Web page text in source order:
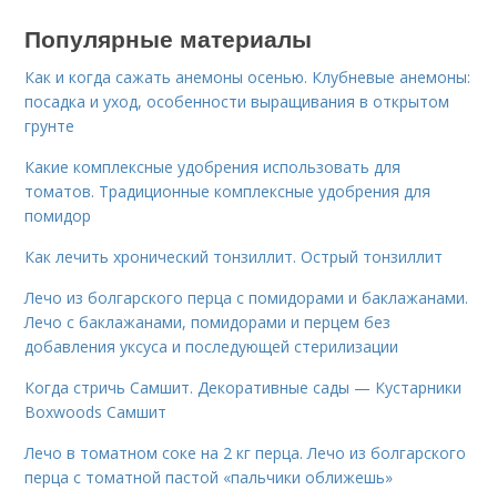
Популярные материалы
Как и когда сажать анемоны осенью. Клубневые анемоны:
посадка и уход, особенности выращивания в открытом
грунте
Какие комплексные удобрения использовать для
томатов. Традиционные комплексные удобрения для
помидор
Как лечить хронический тонзиллит. Острый тонзиллит
Лечо из болгарского перца с помидорами и баклажанами.
Лечо с баклажанами, помидорами и перцем без
добавления уксуса и последующей стерилизации
Когда стричь Самшит. Декоративные сады — Кустарники
Boxwoods Самшит
Лечо в томатном соке на 2 кг перца. Лечо из болгарского
перца с томатной пастой «пальчики оближешь»